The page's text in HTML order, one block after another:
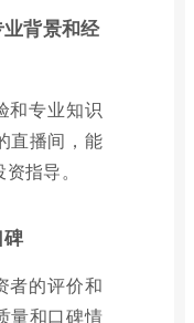
背景和经
和专业知识
直播间，能
指导。
者的评价和
量和口碑情